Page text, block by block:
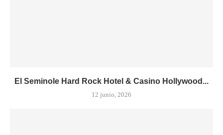
El Seminole Hard Rock Hotel & Casino Hollywood...
12 junio, 2026